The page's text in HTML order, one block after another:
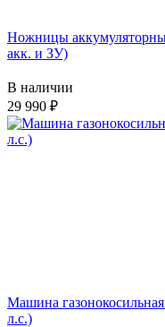
Ножницы
акк. и ЗУ)
В наличии
29 990
Машина
л.с.)